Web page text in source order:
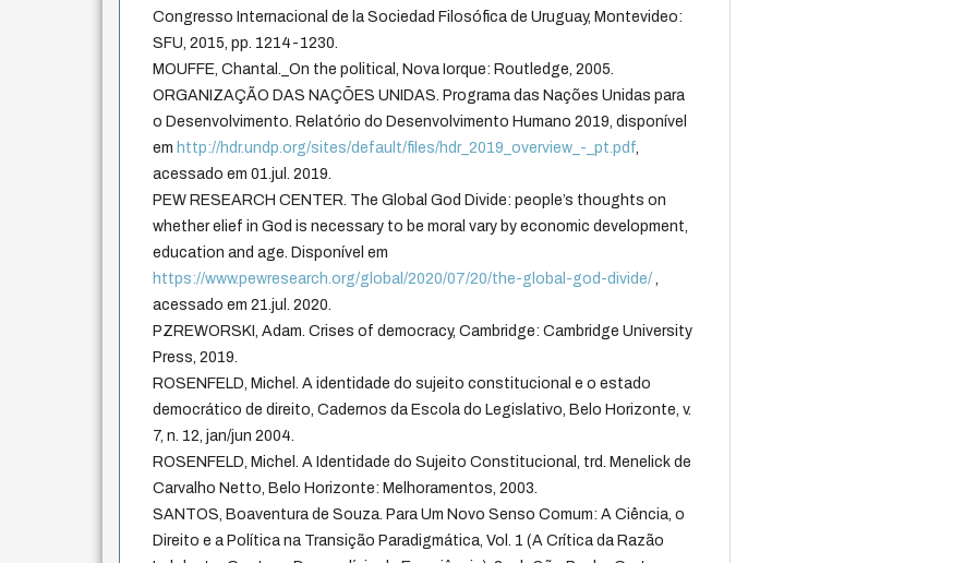
Congresso Internacional de la Sociedad Filosófica de Uruguay, Montevideo:
SFU, 2015, pp. 1214-1230.
MOUFFE, Chantal._On the political, Nova Iorque: Routledge, 2005.
ORGANIZAÇÃO DAS NAÇÕES UNIDAS. Programa das Nações Unidas para
o Desenvolvimento. Relatório do Desenvolvimento Humano 2019, disponível
em http://hdr.undp.org/sites/default/files/hdr_2019_overview_-_pt.pdf
acessado em 01.jul. 2019.
PEW RESEARCH CENTER. The Global God Divide: people’s thoughts on
whether elief in God is necessary to be moral vary by economic development,
education and age. Disponível em
https://www.pewresearch.org/global/2020/07/20/the-global-god-divide/
acessado em 21.jul. 2020.
PZREWORSKI, Adam. Crises of democracy, Cambridge: Cambridge University
Press, 2019.
ROSENFELD, Michel. A identidade do sujeito constitucional e o estado
democrático de direito, Cadernos da Escola do Legislativo, Belo Horizonte, v.
7, n. 12, jan/jun 2004.
ROSENFELD, Michel. A Identidade do Sujeito Constitucional, trd. Menelick de
Carvalho Netto, Belo Horizonte: Melhoramentos, 2003.
SANTOS, Boaventura de Souza. Para Um Novo Senso Comum: A Ciência, o
Direito e a Política na Transição Paradigmática, Vol. 1 (A Crítica da Razão